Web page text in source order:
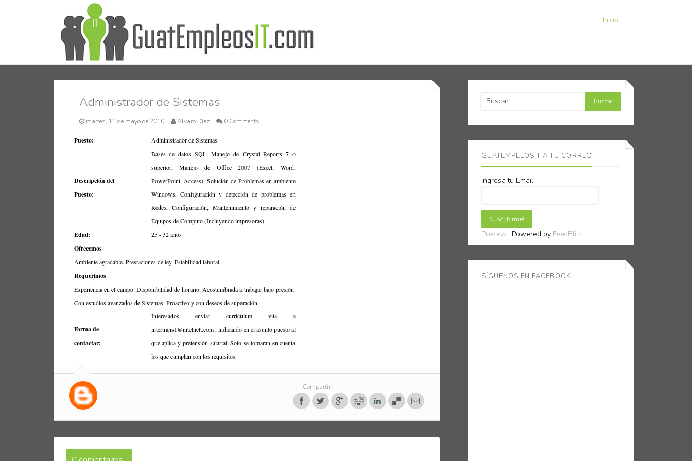
Inicio
Administrador de Sistemas
martes, 11 de mayo de 2010 Alvaro Díaz 0 Comments
Puesto: Administrador de Sistemas
Descripción del
Puesto:
Bases de datos SQL, Manejo de Crystal Reports 7 o
superior, Manejo de Office 2007 (Excel, Word,
PowerPoint, Access), Solución de Problemas en ambiente
Windows, Configuración y detección de problemas en
Redes, Configuración, Mantenimiento y reparación de
Equipos de Computo (Incluyendo impresoras).
Edad: 25 - 32 años
Ofrecemos
Ambiente agradable. Prestaciones de ley. Estabilidad laboral.
Requerimos
Experiencia en el campo. Disponibilidad de horario. Acostumbrada a trabajar bajo presión.
Con estudios avanzados de Sistemas. Proactivo y con deseos de superación.
Forma de
contactar:
Interesados enviar curriculum vita a
intertrans1@intelnett.com , indicando en el asunto puesto al
que aplica y pretensión salarial. Solo se tomaran en cuenta
los que cumplan con los requisitos.
Compartir
GUATEMPLEOSIT A TU CORREO
Ingresa tu Email
Preview | Powered by FeedBlitz
SÍGUENOS EN FACEBOOK...